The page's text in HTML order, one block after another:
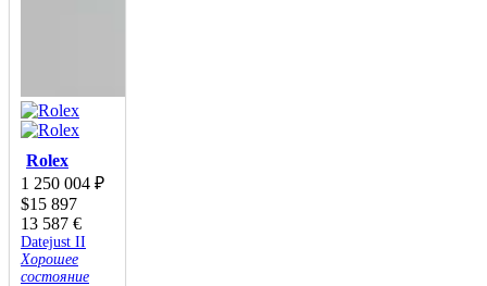
Rolex
1 250 004 ₽
$15 897
13 587 €
Datejust II
Хорошее
состояние